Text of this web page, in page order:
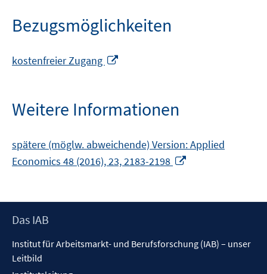
Bezugsmöglichkeiten
kostenfreier Zugang
öffnen
Weitere Informationen
spätere (möglw. abweichende) Version: Applied
Economics 48 (2016), 23, 2183-2198
öffnen
Footer
Das IAB
Institut für Arbeitsmarkt- und Berufsforschung (IAB) – unser
Leitbild